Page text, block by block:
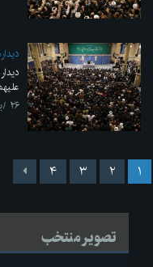
۲۶ /بهمن/ ۱۳۹۸
۱ ۲ ۳ ۴
تصویر منتخب